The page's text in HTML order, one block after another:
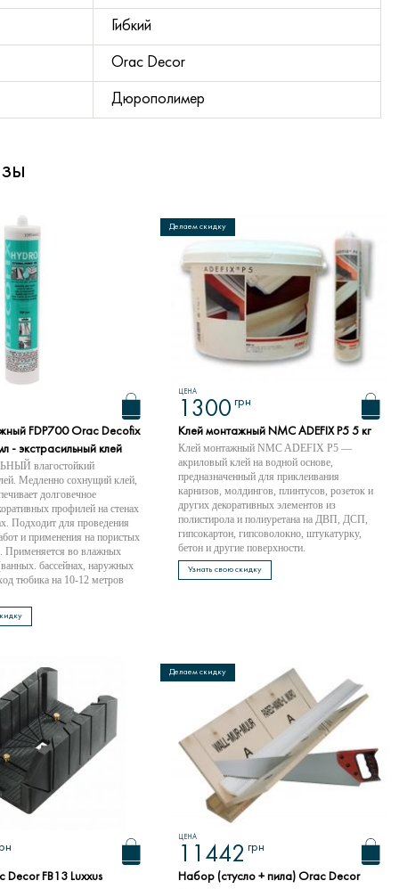
Гибкий
Orac Decor
Дюрополимер
FDP700 Orac Decofix
- экстрасильный клей
влагостойкий
Медленно сохнущий клей,
долговечное
профилей на стенах
Подходит для проведения
и применения на пористых
Применяется во влажных
бассейнах, наружных
тюбика на 10-12 метров
ЦЕНА
1300 грн
Клей монтажный NMC ADEFIX P5 5 кг
Клей монтажный NMC ADEFIX P5 —
акриловый клей на водной основе,
предназначенный для приклеивания
карнизов, молдингов, плинтусов, розеток и
других декоративных элементов из
полистирола и полиуретана на ДВП, ДСП,
гипсокартон, гипсоволокно, штукатурку,
бетон и другие поверхности.
Узнать свою скидку
Делаем скидку
Decor FB13 Luxxus
ЦЕНА
11442 грн
Набор (стусло + пила) Orac Decor
Делаем скидку